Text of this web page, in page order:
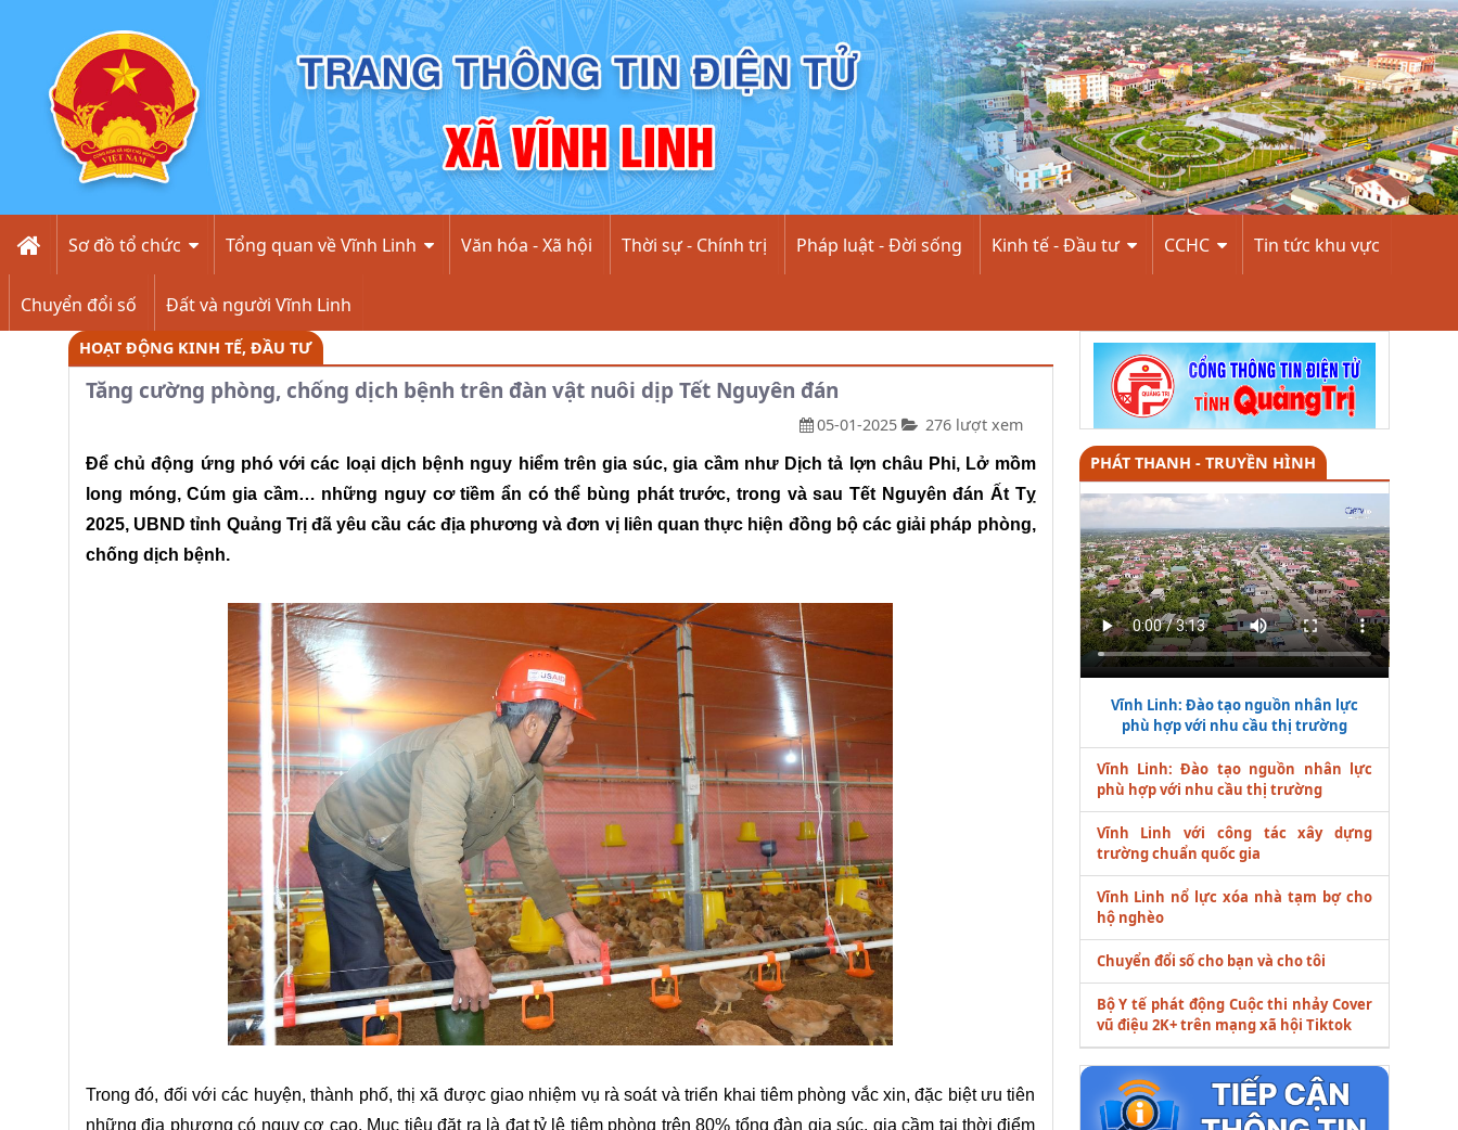
Chi tiết - Xã Vĩnh Linh
Sơ đồ tổ chức Tổng quan về Vĩnh Linh Văn hóa - Xã hội Thời sự - Chính trị Pháp luật - Đời sống Kinh tế - Đầu tư CCHC Tin tức khu vực
Chuyển đổi số Đất và người Vĩnh Linh
HOẠT ĐỘNG KINH TẾ, ĐẦU TƯ
Tăng cường phòng, chống dịch bệnh trên đàn vật nuôi dịp Tết Nguyên đán
05-01-2025 276 lượt xem
Để chủ động ứng phó với các loại dịch bệnh nguy hiểm trên gia súc, gia cầm như Dịch tả lợn châu Phi, Lở mồm
long móng, Cúm gia cầm… những nguy cơ tiềm ẩn có thể bùng phát trước, trong và sau Tết Nguyên đán Ất Tỵ
2025, UBND tỉnh Quảng Trị đã yêu cầu các địa phương và đơn vị liên quan thực hiện đồng bộ các giải pháp phòng,
chống dịch bệnh.
Trong đó, đối với các huyện, thành phố, thị xã được giao nhiệm vụ rà soát và triển khai tiêm phòng vắc xin, đặc biệt ưu tiên
những địa phương có nguy cơ cao. Mục tiêu đặt ra là đạt tỷ lệ tiêm phòng trên 80% tổng đàn gia súc, gia cầm tại thời điểm
PHÁT THANH - TRUYỀN HÌNH
Vĩnh Linh: Đào tạo nguồn nhân lực
phù hợp với nhu cầu thị trường
Vĩnh Linh: Đào tạo nguồn nhân lực
phù hợp với nhu cầu thị trường
Vĩnh Linh với công tác xây dựng
trường chuẩn quốc gia
Vĩnh Linh nổ lực xóa nhà tạm bợ cho
hộ nghèo
Chuyển đổi số cho bạn và cho tôi
Bộ Y tế phát động Cuộc thi nhảy Cover
vũ điệu 2K+ trên mạng xã hội Tiktok